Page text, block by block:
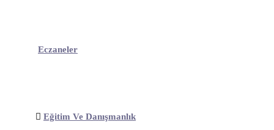
Eczaneler
Eğitim Ve Danışmanlık